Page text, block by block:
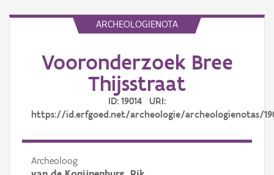
Aanmelden
ARCHEOLOGIENOTA
Vooronderzoek Bree
Thijsstraat
ID: 19014 URI:
https://id.erfgoed.net/archeologie/archeologienotas/
Archeoloog